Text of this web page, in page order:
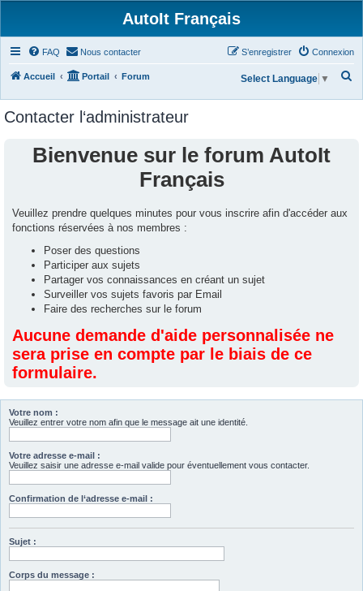
AutoIt Français
FAQ Nous contacter Connexion
S’enregistrer
Accueil Portail Forum Select Language ▼
Contacter l‘administrateur
Bienvenue sur le forum AutoIt
Français
Veuillez prendre quelques minutes pour vous inscrire afin d'accéder aux
fonctions réservées à nos membres :
Poser des questions
Participer aux sujets
Partager vos connaissances en créant un sujet
Surveiller vos sujets favoris par Email
Faire des recherches sur le forum
Aucune demande d'aide personnalisée ne
sera prise en compte par le biais de ce
formulaire.
Votre nom :
Veuillez entrer votre nom afin que le message ait une identité.
Votre adresse e-mail :
Veuillez saisir une adresse e-mail valide pour éventuellement vous contacter.
Confirmation de l‘adresse e-mail :
Sujet :
Corps du message :